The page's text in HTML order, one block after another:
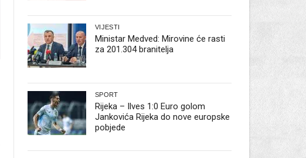
VIJESTI
Ministar Medved: Mirovine će rasti
za 201.304 branitelja
SPORT
Rijeka – Ilves 1:0 Euro golom
Jankovića Rijeka do nove europske
pobjede